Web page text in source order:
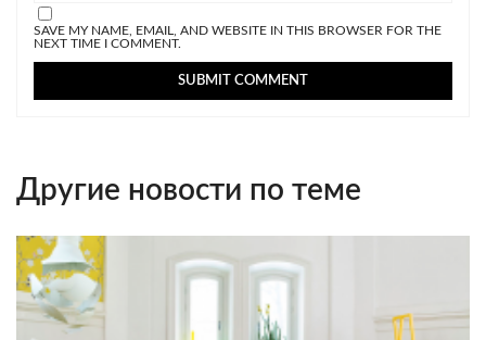
SAVE MY NAME, EMAIL, AND WEBSITE IN THIS BROWSER FOR THE
NEXT TIME I COMMENT.
Другие новости по теме